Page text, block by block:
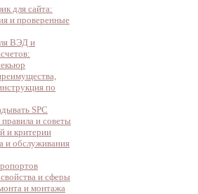
для сайта:
и проверенные
ВЭД и
по
SPC
и советы
и критерии
и обслуживания
и сферы
и монтажа